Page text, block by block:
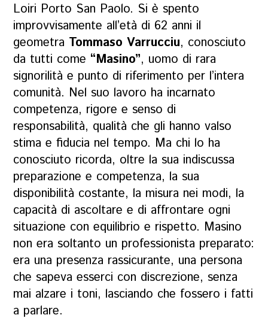
Loiri Porto San Paolo. Si è spento
improvvisamente all’età di 62 anni il
geometra Tommaso Varrucciu, conosciuto
da tutti come “Masino”, uomo di rara
signorilità e punto di riferimento per l’intera
comunità. Nel suo lavoro ha incarnato
competenza, rigore e senso di
responsabilità, qualità che gli hanno valso
stima e fiducia nel tempo. Ma chi lo ha
conosciuto ricorda, oltre la sua indiscussa
preparazione e competenza, la sua
disponibilità costante, la misura nei modi, la
capacità di ascoltare e di affrontare ogni
situazione con equilibrio e rispetto. Masino
non era soltanto un professionista preparato:
era una presenza rassicurante, una persona
che sapeva esserci con discrezione, senza
mai alzare i toni, lasciando che fossero i fatti
a parlare.